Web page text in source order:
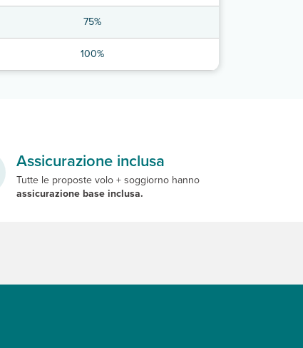
75%
100%
Assicurazione inclusa
Tutte le proposte volo + soggiorno hanno
assicurazione base inclusa.